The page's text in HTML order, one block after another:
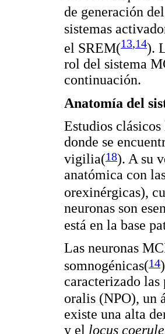
de generación
sistemas
el SREM(13,14).
rol del sistema
continuación.
Anatomía del
Estudios
donde se
vigilia(18). A su
anatómica con
orexinérgicas),
neuronas son
está en la base
Las neuronas
somnogénicas(14
caracterizado
oralis (NPO), un
existe una alta
y el locus